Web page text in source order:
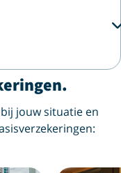
jouw situatie en